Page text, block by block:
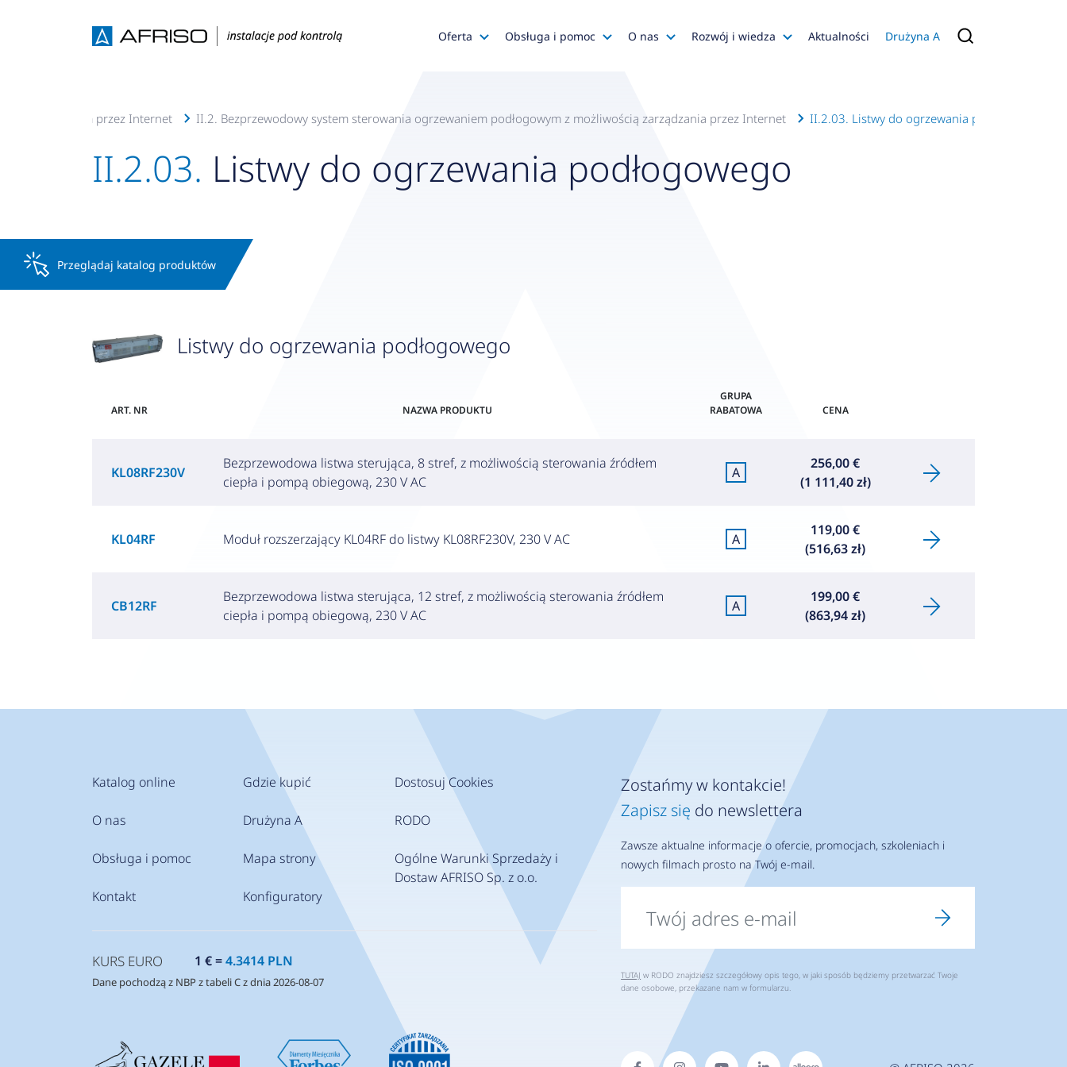
Oferta
Katalog SALUS Controls
Wyprzedaże
Obsługa i pomoc
Obsługa zamówień
Wsparcie techniczne
O nas
Kariera
Rozwój i wiedza
Konfiguratory
Aktualności Drużyna A
z zarządzaniem przez Internet II.2. Bezprzewodowy system sterowania ogrzewaniem podłogowym z możliwością zarządzania przez Internet II.2.03. Listwy do ogrzewania podłogowego
II.2.03. Listwy do ogrzewania podłogowego
Przeglądaj katalog produktów
Listwy do ogrzewania podłogowego
ART. NR NAZWA PRODUKTU
GRUPA
RABATOWA
CENA
KL08RF230V
Bezprzewodowa listwa sterująca, 8 stref, z możliwością sterowania źródłem
ciepła i pompą obiegową, 230 V AC
A
256,00 €
(1 111,40 zł)
KL04RF Moduł rozszerzający KL04RF do listwy KL08RF230V, 230 V AC A
119,00 €
(516,63 zł)
CB12RF
Bezprzewodowa listwa sterująca, 12 stref, z możliwością sterowania źródłem
ciepła i pompą obiegową, 230 V AC
A
199,00 €
(863,94 zł)
Katalog online
O nas
Obsługa i pomoc
Kontakt
Gdzie kupić
Drużyna A
Mapa strony
Konfiguratory
Dostosuj Cookies
RODO
Ogólne Warunki Sprzedaży i
Dostaw AFRISO Sp. z o.o.
Zostańmy w kontakcie!
Zapisz się do newslettera
Zawsze aktualne informacje o ofercie, promocjach, szkoleniach i
nowych filmach prosto na Twój e-mail.
TUTAJ w RODO znajdziesz szczegółowy opis tego, w jaki sposób będziemy przetwarzać Twoje
dane osobowe, przekazane nam w formularzu.
KURS EURO 1 € =4.3414 PLN
Dane pochodzą z NBP z tabeli C z dnia 2026-08-07